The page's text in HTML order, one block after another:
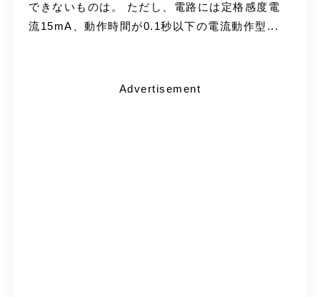
できないものは。 ただし、電路には定格感度電
流15mA、動作時間が0.1秒以下の電流動作型...
Advertisement